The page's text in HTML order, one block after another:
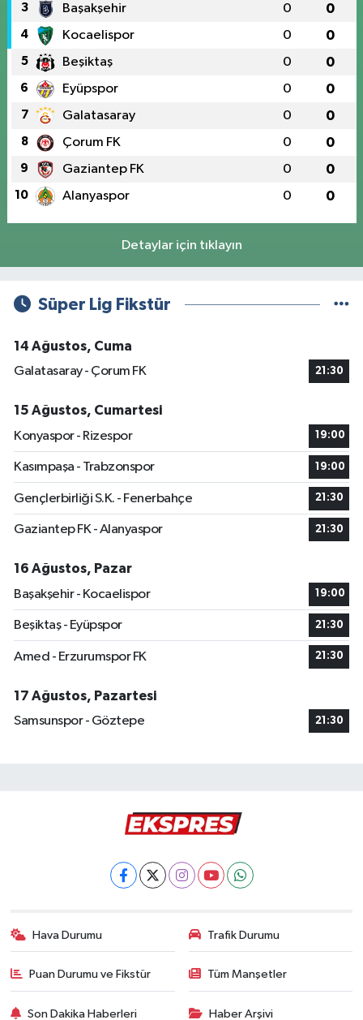
3 Başakşehir 0 0
4 Kocaelispor 0 0
5 Beşiktaş 0 0
6 Eyüpspor 0 0
7 Galatasaray 0 0
8 Çorum FK 0 0
9 Gaziantep FK 0 0
10 Alanyaspor 0 0
Detaylar için tıklayın
Süper Lig Fikstür
14 Ağustos, Cuma
Galatasaray - Çorum FK
21:30
15 Ağustos, Cumartesi
Konyaspor - Rizespor
19:00
Kasımpaşa - Trabzonspor 19:00
Gençlerbirliği S.K. - Fenerbahçe 21:30
Gaziantep FK - Alanyaspor 21:30
16 Ağustos, Pazar
Başakşehir - Kocaelispor
19:00
Beşiktaş - Eyüpspor 21:30
Amed - Erzurumspor FK 21:30
17 Ağustos, Pazartesi
Samsunspor - Göztepe
21:30
Hava Durumu Trafik Durumu
Puan Durumu ve Fikstür Tüm Manşetler
Son Dakika Haberleri Haber Arşivi